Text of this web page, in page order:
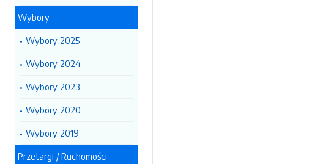
Wybory
Wybory 2025
Wybory 2024
Wybory 2023
Wybory 2020
Wybory 2019
Przetargi / Ruchomości